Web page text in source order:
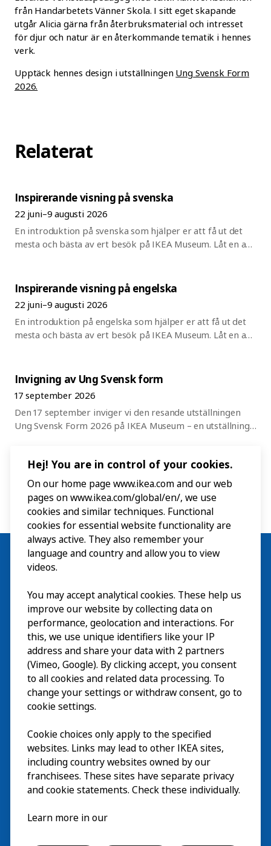
från Handarbetets Vänner Skola. I sitt eget skapande
utgår Alicia gärna från återbruksmaterial och intresset
för djur och natur är en återkommande tematik i hennes
verk.
Upptäck hennes design i utställningen Ung Svensk Form
2026.
Relaterat
Inspirerande visning på svenska
22 juni–9 augusti 2026
En introduktion på svenska som hjälper er att få ut det
mesta och bästa av ert besök på IKEA Museum. Låt en av
upptäcka utställningar, interaktiva upplevelser och
museibutiken på egen hand. Ingen föranmälan behövs
men platserna är begränsade. Visningarna är inte avsedda
för grupper.
Inspirerande visning på engelska
22 juni–9 augusti 2026
En introduktion på engelska som hjälper er att få ut det
mesta och bästa av ert besök på IKEA Museum. Låt en av
er att upptäcka utställningar, interaktiva upplevelser och
museibutiken på egen hand. Ingen föranmälan behövs
men platserna är begränsade.
Invigning av Ung Svensk form
17 september 2026
Den 17 september inviger vi den resande utställningen
Ung Svensk Form 2026 på IKEA Museum – en utställning
Besök
Utforska
På gång
Om
Hej! You are in control of your cookies.
On our home page www.ikea.com and our web
pages on www.ikea.com/global/en/, we use
cookies and similar techniques. Functional
cookies for essential website functionality are
always active. They also remember your
language and country and allow you to view
videos.
You may accept analytical cookies. These help us
improve our website by collecting data on
performance, geolocation and interactions. For
this, we use unique identifiers like your IP
address and share your data with 2 partners
(Vimeo, Google). By clicking accept, you consent
to all cookies and related data processing. To
change your settings or withdraw consent, go to
cookie settings.
Cookie choices only apply to the specified
websites. Links may lead to other IKEA sites,
including country websites owned by our
franchisees. These sites have separate privacy
and cookie statements. Check these individually.
Learn more in our